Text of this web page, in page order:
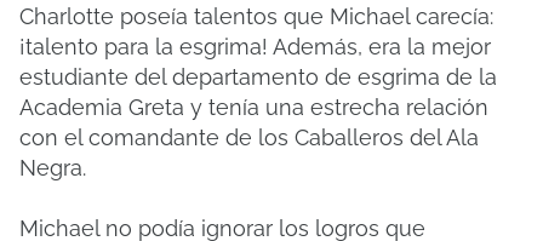
Charlotte poseía talentos que Michael carecía:
¡talento para la esgrima! Además, era la mejor
estudiante del departamento de esgrima de la
Academia Greta y tenía una estrecha relación
con el comandante de los Caballeros del Ala
Negra.
Michael no podía ignorar los logros que